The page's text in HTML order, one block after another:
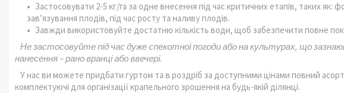
Застосовувати 2-5 кг/га за одне внесення під час критичних етапів, таких як:
зав’язування плодів, під час росту та наливу плодів.
Завжди використовуйте достатню кількість води, щоб забезпечити повне
Не застосовуйте під час дуже спекотної погоди або на культурах, що
нанесення – рано вранці або ввечері.
У нас ви можете придбати гуртом та в роздріб за доступними цінами повний
комплектуючі для організації крапельного зрошення на будь-якій ділянці.